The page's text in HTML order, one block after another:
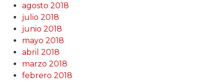
agosto 2018
julio 2018
junio 2018
mayo 2018
abril 2018
marzo 2018
febrero 2018